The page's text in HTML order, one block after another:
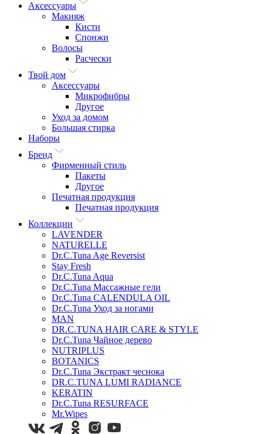
Аксессуары
Макияж
Кисти
Спонжи
Волосы
Расчески
Твой дом
Аксессуары
Микрофибры
Другое
Уход за домом
Большая стирка
Наборы
Бренд
Фирменный стиль
Пакеты
Другое
Печатная продукция
Печатная продукция
Коллекции
LAVENDER
NATURELLE
Dr.C.Tuna Age Reversist
Stay Fresh
Dr.C.Tuna Aqua
Dr.C.Tuna Массажные гели
Dr.C.Tuna CALENDULA OIL
Dr.C.Tuna Уход за ногами
MAN
DR.C.TUNA HAIR CARE & STYLE
Dr.C.Tuna Чайное дерево
NUTRIPLUS
BOTANICS
Dr.C.Tuna Экстракт чеснока
DR.C.TUNA LUMI RADIANCE
KERATIN
Dr.C.Tuna RESURFACE
Mr.Wipes